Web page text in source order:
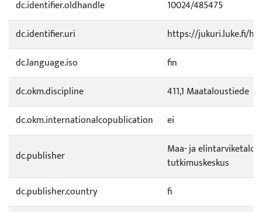
dc.identifier.oldhandle
10024/485475
dc.identifier.uri
https://jukuri.luke.fi/
dc.language.iso
fin
dc.okm.discipline
411,1 Maataloustiede
dc.okm.internationalcopublication
ei
dc.publisher
Maa- ja
tutkimuskeskus
dc.publisher.country
fi